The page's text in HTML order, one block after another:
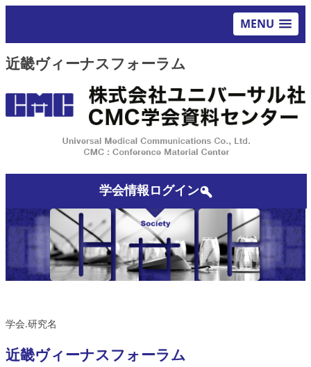
MENU
近畿ヴィーナスフォーラム
学会情報ログイン
学会.研究名
近畿ヴィーナスフォーラム